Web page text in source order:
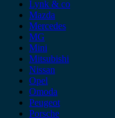
Lynk & co
Mazda
Mercedes
MG
Mini
Mitsubishi
Nissan
Opel
Omoda
Peugeot
Porsche